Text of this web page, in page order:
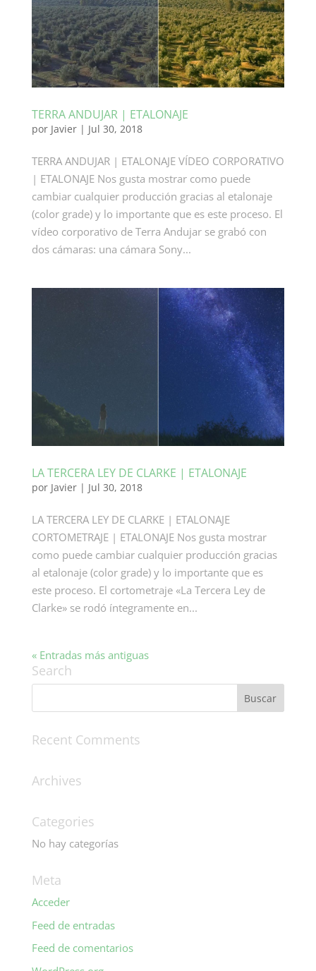
TERRA ANDUJAR | ETALONAJE
por Javier| Jul 30, 2018
TERRA ANDUJAR | ETALONAJE VÍDEO CORPORATIVO
| ETALONAJE Nos gusta mostrar como puede
cambiar cualquier producción gracias al etalonaje
(color grade) y lo importante que es este proceso. El
vídeo corporativo de Terra Andujar se grabó con
dos cámaras: una cámara Sony...
LA TERCERA LEY DE CLARKE | ETALONAJE
por Javier| Jul 30, 2018
LA TERCERA LEY DE CLARKE | ETALONAJE
CORTOMETRAJE | ETALONAJE Nos gusta mostrar
como puede cambiar cualquier producción gracias
al etalonaje (color grade) y lo importante que es
este proceso. El cortometraje «La Tercera Ley de
Clarke» se rodó íntegramente en...
« Entradas más antiguas
Search
Recent Comments
Archives
Categories
No hay categorías
Meta
Acceder
Feed de entradas
Feed de comentarios